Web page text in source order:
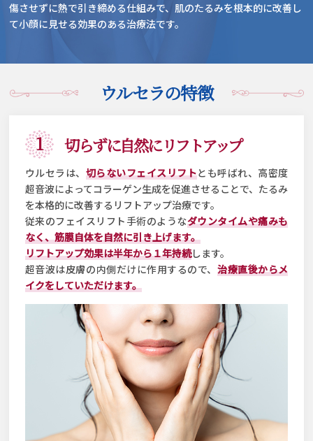
傷させずに熱で引き締める仕組みで、肌のたるみを根本的に改善し
て小顔に見せる効果のある治療法です。
ウルセラの特徴
1 切らずに自然にリフトアップ
ウルセラは、 切らないフェイスリフトとも呼ばれ、高密度
超音波によってコラーゲン生成を促進させることで、たるみ
を本格的に改善するリフトアップ治療です。
従来のフェイスリフト手術のようなダウンタイムや痛みも
なく、筋膜自体を自然に引き上げます。
リフトアップ効果は半年から１年持続します。
超音波は皮膚の内側だけに作用するので、 治療直後からメ
イクをしていただけます。